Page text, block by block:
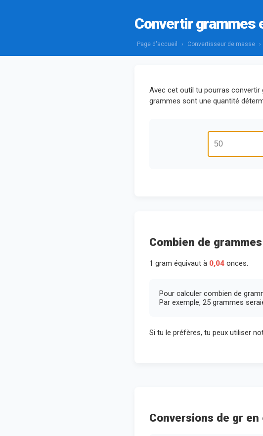
Convertir grammes
Page d'accueil › Convertisseur de masse ›
Avec cet outil tu pourras convertir
grammes sont une quantité
Combien de
1 gram équivaut à 0,04 onces.
Pour calculer combien de
Par exemple, 25 grammes
Si tu le préfères, tu peux utiliser
Conversions de gr